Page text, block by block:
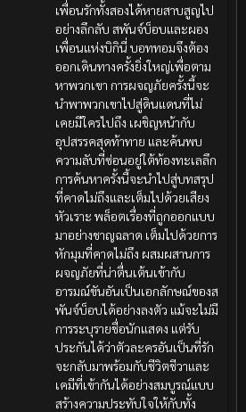
เพื่อนรักทั้งสองได้หายสาบสูญไป
อย่างลึกลับ สพันจ์บ็อบและผอง
เพื่อนแห่งบิกินี่ บอททอมจึงต้อง
ออกเดินทางครั้งยิ่งใหญ่เพื่อตาม
หาพวกเขา การผจญภัยครั้งนี้จะ
นำพาพวกเขาไปสู่ดินแดนที่ไม่
เคยมีใครไปถึง เผชิญหน้ากับ
อุปสรรคสุดท้าทาย และค้นพบ
ความลับที่ซ่อนอยู่ใต้ท้องทะเลลึก
การค้นหาครั้งนี้จะนำไปสู่บทสรุป
ที่คาดไม่ถึงและเต็มไปด้วยเสียง
หัวเราะ พล็อตเรื่องที่ถูกออกแบบ
มาอย่างชาญฉลาด เต็มไปด้วยการ
หักมุมที่คาดไม่ถึง ผสมผสานการ
ผจญภัยที่น่าตื่นเต้นเข้ากับ
อารมณ์ขันอันเป็นเอกลักษณ์ของส
พันจ์บ็อบได้อย่างลงตัว แม้จะไม่มี
การระบุรายชื่อนักแสดง แต่รับ
ประกันได้ว่าตัวละครอันเป็นที่รัก
จะกลับมาพร้อมกับชีวิตชีวาและ
เคมีที่เข้ากันได้อย่างสมบูรณ์แบบ
สร้างความประทับใจให้กับทั้ง